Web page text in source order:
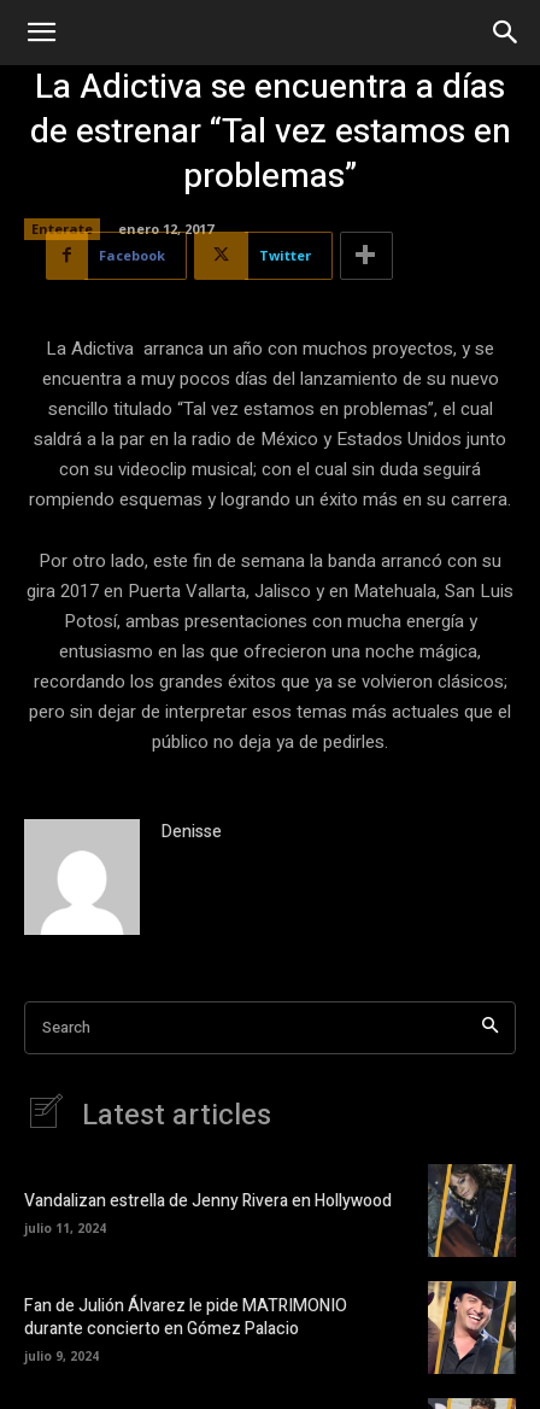
La Adictiva se encuentra a días
de estrenar “Tal vez estamos en
problemas”
Enterate
enero 12, 2017
Facebook
Twitter
La Adictiva arranca un año con muchos proyectos, y se
encuentra a muy pocos días del lanzamiento de su nuevo
sencillo titulado “Tal vez estamos en problemas”, el cual
saldrá a la par en la radio de México y Estados Unidos junto
con su videoclip musical; con el cual sin duda seguirá
rompiendo esquemas y logrando un éxito más en su carrera.
Por otro lado, este fin de semana la banda arrancó con su
gira 2017 en Puerta Vallarta, Jalisco y en Matehuala, San Luis
Potosí, ambas presentaciones con mucha energía y
entusiasmo en las que ofrecieron una noche mágica,
recordando los grandes éxitos que ya se volvieron clásicos;
pero sin dejar de interpretar esos temas más actuales que el
público no deja ya de pedirles.
Denisse
Search
Latest articles
Vandalizan estrella de Jenny Rivera en Hollywood
julio 11, 2024
Fan de Julión Álvarez le pide MATRIMONIO
durante concierto en Gómez Palacio
julio 9, 2024